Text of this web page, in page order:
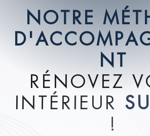
NOTRE MÉT
D'ACCOMPA
NT
RÉ NOVEZ V
INTÉRIE U R SU
!